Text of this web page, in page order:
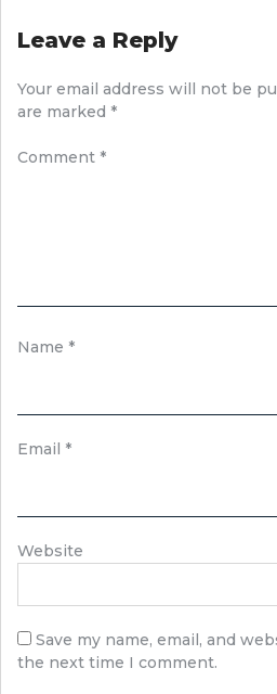
Leave a Reply
Your email address will not be
are marked *
Comment *
Name *
Email *
Website
Save my name, email, and
the next time I comment.